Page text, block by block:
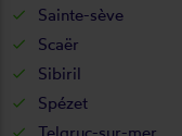
Sainte-sève
Scaër
Sibiril
Spézet